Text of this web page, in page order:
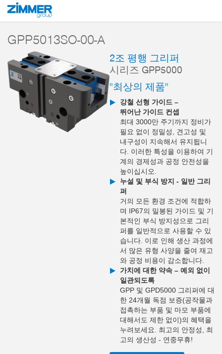
시작 제품
GPP5013SO-00-A
2조 평행 그리퍼
시리즈 GPP5000
"최상의 제품"
강철 선형 가이드 –
뛰어난 가이드 컨셉
최대 3000만 주기까지 정비가
필요 없이 정밀성, 견고성 및
내구성이 지속해서 유지됩니
다. 이러한 특성을 이용하여 기
계의 경제성과 공정 안전성을
높이십시오.
누설 및 부식 방지 - 일반 그리
퍼
거의 모든 환경 조건에 적합하
며 IP67의 밀봉된 가이드 및 기
본적인 부식 방지성으로 그리
퍼를 일반적으로 사용할 수 있
습니다. 이로 인해 생산 과정에
서 많은 유형 사양을 줄여 재고
와 공정 비용이 감소합니다.
가치에 대한 약속 – 예외 없이
일관되도록
GPP 및 GPD5000 그리퍼에 대
한 24개월 독점 보증(공작물과
접촉하는 부품 및 마모 부품에
대해서도 제한 없이)의 혜택을
누려보세요. 최고의 안정성, 최
고의 생산성 - 연중무휴!